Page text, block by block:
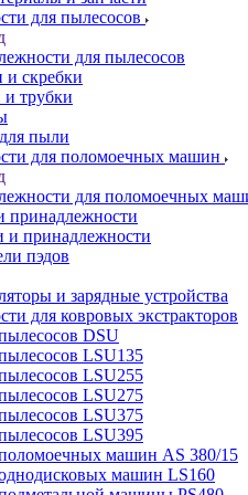
для пылесосов
для пылесосов
и скребки
трубки
пыли
для поломоечных машин
для поломоечных
принадлежности
и принадлежности
пэдов
и зарядные устройства
для ковровых экстракторов
DSU
LSU135
LSU255
LSU275
LSU375
LSU395
машин AS 380/15
машин LS160